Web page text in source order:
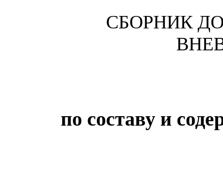
СБОРНИК
по составу и